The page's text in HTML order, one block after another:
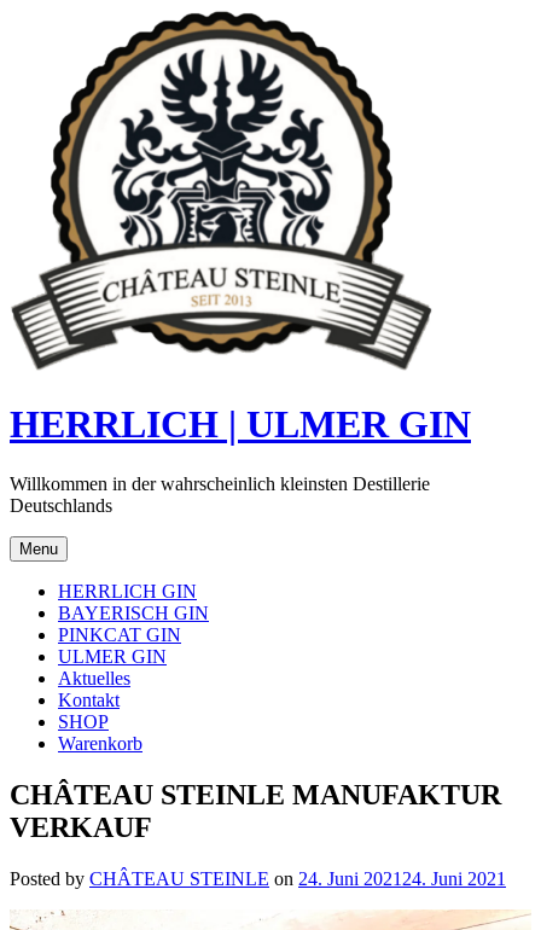
HERRLICH | ULMER GIN
Willkommen in der wahrscheinlich kleinsten Destillerie
Deutschlands
Menu
HERRLICH GIN
BAYERISCH GIN
PINKCAT GIN
ULMER GIN
Aktuelles
Kontakt
SHOP
Warenkorb
CHÂTEAU STEINLE MANUFAKTUR
VERKAUF
Posted by CHÂTEAU STEINLE on 24. Juni 2021 24. Juni 2021